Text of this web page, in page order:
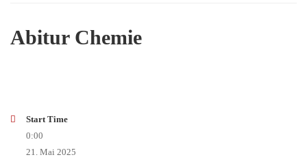
Abitur Chemie
Start Time
0:00
21. Mai 2025